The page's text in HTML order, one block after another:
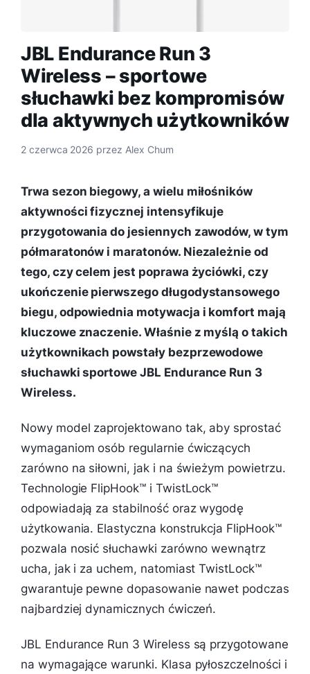
JBL Endurance Run 3
Wireless – sportowe
słuchawki bez kompromisów
dla aktywnych użytkowników
2 czerwca 2026 przez Alex Chum
Trwa sezon biegowy, a wielu miłośników
aktywności fizycznej intensyfikuje
przygotowania do jesiennych zawodów, w tym
półmaratonów i maratonów. Niezależnie od
tego, czy celem jest poprawa życiówki, czy
ukończenie pierwszego długodystansowego
biegu, odpowiednia motywacja i komfort mają
kluczowe znaczenie. Właśnie z myślą o takich
użytkownikach powstały bezprzewodowe
słuchawki sportowe JBL Endurance Run 3
Wireless.
Nowy model zaprojektowano tak, aby sprostać
wymaganiom osób regularnie ćwiczących
zarówno na siłowni, jak i na świeżym powietrzu.
Technologie FlipHook™ i TwistLock™
odpowiadają za stabilność oraz wygodę
użytkowania. Elastyczna konstrukcja FlipHook™
pozwala nosić słuchawki zarówno wewnątrz
ucha, jak i za uchem, natomiast TwistLock™
gwarantuje pewne dopasowanie nawet podczas
najbardziej dynamicznych ćwiczeń.
JBL Endurance Run 3 Wireless są przygotowane
na wymagające warunki. Klasa pyłoszczelności i